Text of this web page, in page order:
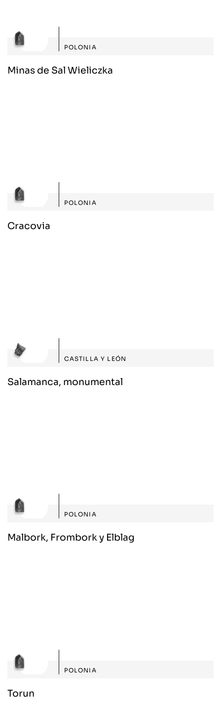
POLONIA
Minas de Sal Wieliczka
POLONIA
Cracovia
CASTILLA Y LEÓN
Salamanca, monumental
POLONIA
Malbork, Frombork y Elblag
POLONIA
Torun